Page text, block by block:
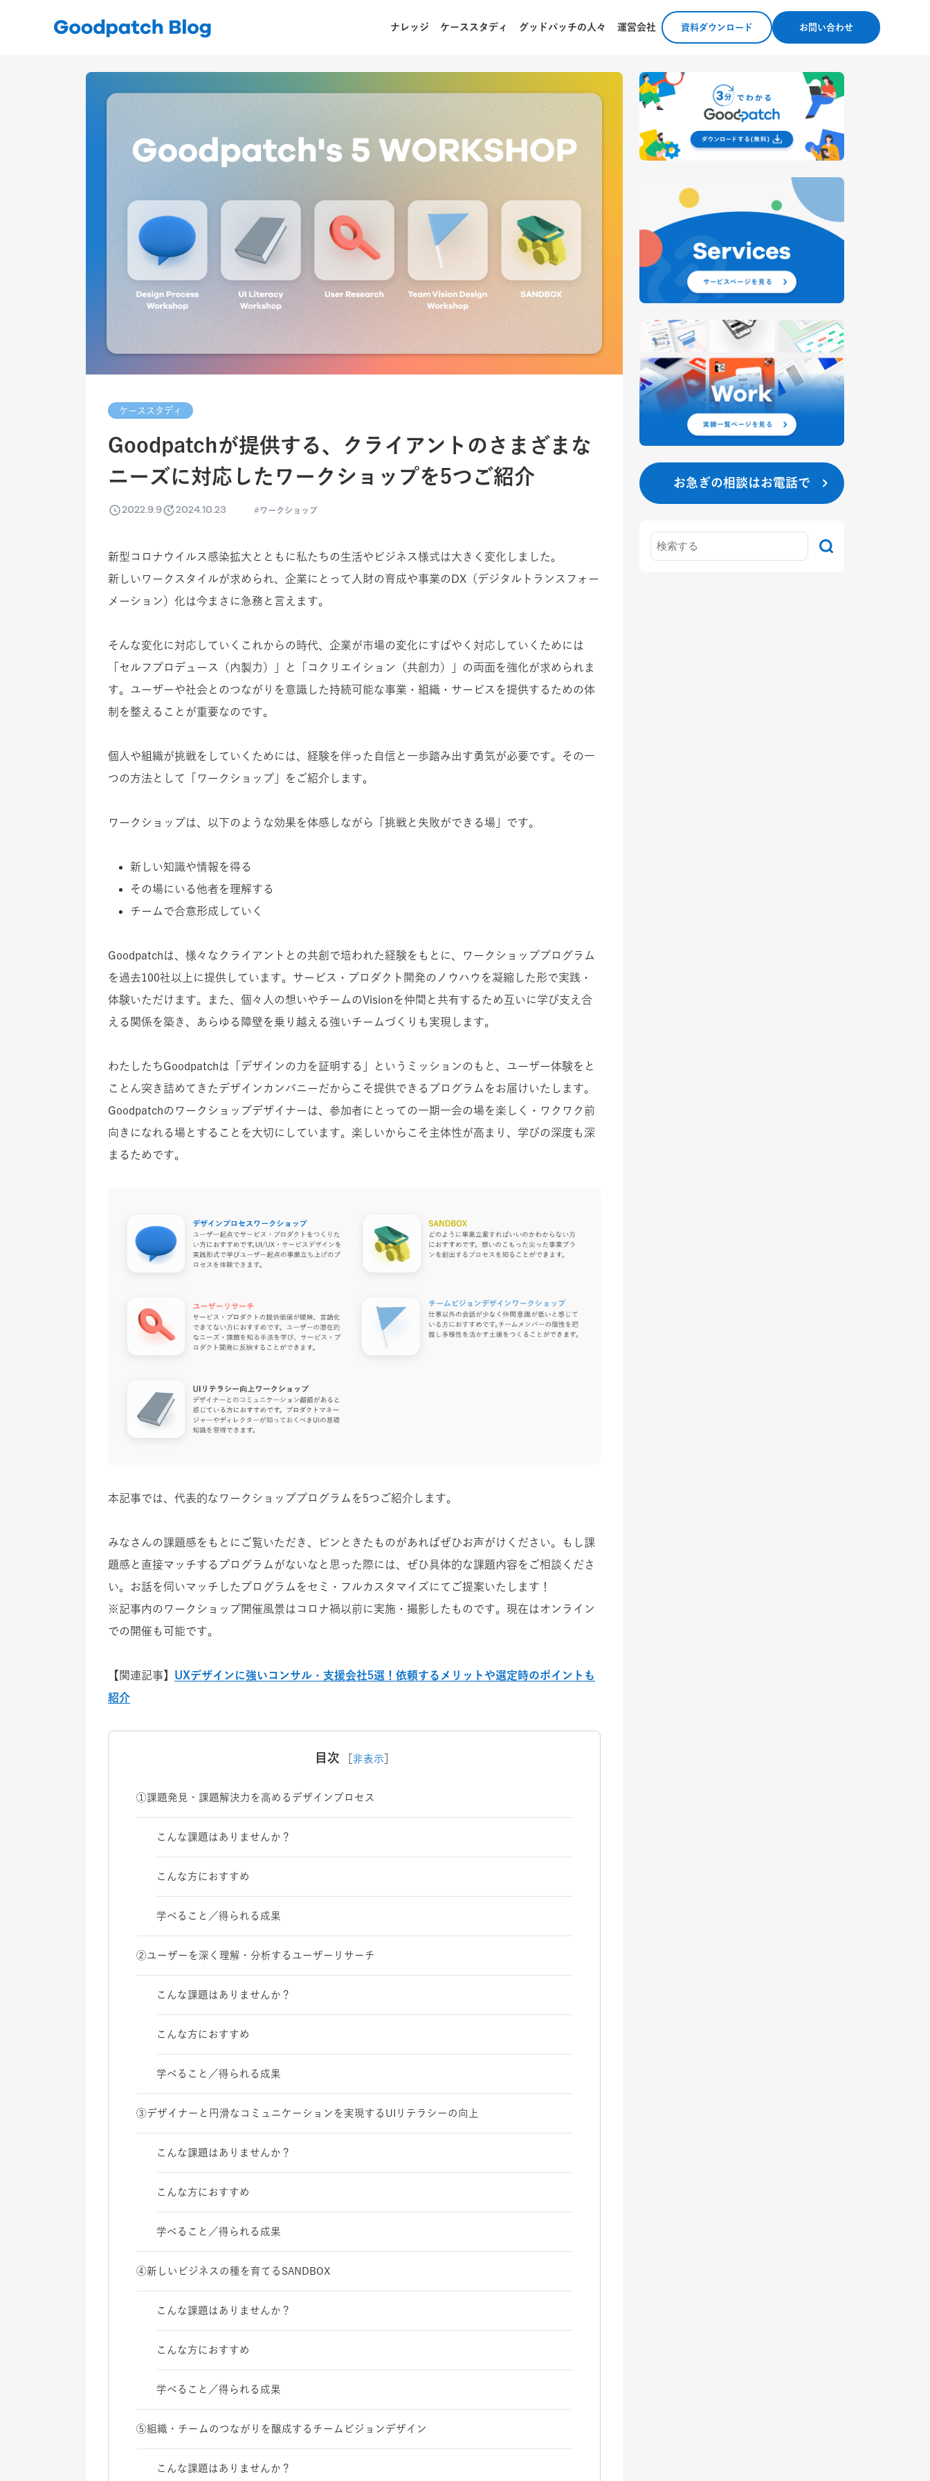
ナレッジ ケーススタディ グッドパッチの人々 運営会社 資料ダウンロード お問い合わせ
ケーススタディ
Goodpatchが提供する、クライアントのさまざまな
ニーズに対応したワークショップを5つご紹介
2022.9.9 2024.10.23 ワークショップ
新型コロナウイルス感染拡大とともに私たちの生活やビジネス様式は大きく変化しました。
新しいワークスタイルが求められ、企業にとって人財の育成や事業のDX（デジタルトランスフォー
メーション）化は今まさに急務と言えます。
そんな変化に対応していくこれからの時代、企業が市場の変化にすばやく対応していくためには
「セルフプロデュース（内製力）」と「コクリエイション（共創力）」の両面を強化が求められま
す。ユーザーや社会とのつながりを意識した持続可能な事業・組織・サービスを提供するための体
制を整えることが重要なのです。
個人や組織が挑戦をしていくためには、経験を伴った自信と一歩踏み出す勇気が必要です。その一
つの方法として「ワークショップ」をご紹介します。
ワークショップは、以下のような効果を体感しながら「挑戦と失敗ができる場」です。
新しい知識や情報を得る
その場にいる他者を理解する
チームで合意形成していく
Goodpatchは、様々なクライアントとの共創で培われた経験をもとに、ワークショッププログラム
を過去100社以上に提供しています。サービス・プロダクト開発のノウハウを凝縮した形で実践・
体験いただけます。また、個々人の想いやチームのVisionを仲間と共有するため互いに学び支え合
える関係を築き、あらゆる障壁を乗り越える強いチームづくりも実現します。
わたしたちGoodpatchは「デザインの力を証明する」というミッションのもと、ユーザー体験をと
ことん突き詰めてきたデザインカンパニーだからこそ提供できるプログラムをお届けいたします。
Goodpatchのワークショップデザイナーは、参加者にとっての一期一会の場を楽しく・ワクワク前
向きになれる場とすることを大切にしています。楽しいからこそ主体性が高まり、学びの深度も深
まるためです。
本記事では、代表的なワークショッププログラムを5つご紹介します。
みなさんの課題感をもとにご覧いただき、ピンときたものがあればぜひお声がけください。もし課
題感と直接マッチするプログラムがないなと思った際には、ぜひ具体的な課題内容をご相談くださ
い。お話を伺いマッチしたプログラムをセミ・フルカスタマイズにてご提案いたします！
※記事内のワークショップ開催風景はコロナ禍以前に実施・撮影したものです。現在はオンライン
での開催も可能です。
【関連記事】 UXデザインに強いコンサル・支援会社5選！依頼するメリットや選定時のポイントも
紹介
目次 非表示
①課題発見・課題解決力を高めるデザインプロセス
こんな課題はありませんか？
こんな方におすすめ
学べること／得られる成果
②ユーザーを深く理解・分析するユーザーリサーチ
こんな課題はありませんか？
こんな方におすすめ
学べること／得られる成果
③デザイナーと円滑なコミュニケーションを実現するUIリテラシーの向上
こんな課題はありませんか？
こんな方におすすめ
学べること／得られる成果
④新しいビジネスの種を育てるSANDBOX
こんな課題はありませんか？
こんな方におすすめ
学べること／得られる成果
⑤組織・チームのつながりを醸成するチームビジョンデザイン
こんな課題はありませんか？
お急ぎの相談はお電話で